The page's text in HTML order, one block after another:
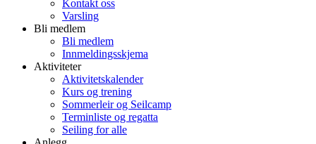
Kontakt oss
Varsling
Bli medlem
Bli medlem
Innmeldingsskjema
Aktiviteter
Aktivitetskalender
Kurs og trening
Sommerleir og Seilcamp
Terminliste og regatta
Seiling for alle